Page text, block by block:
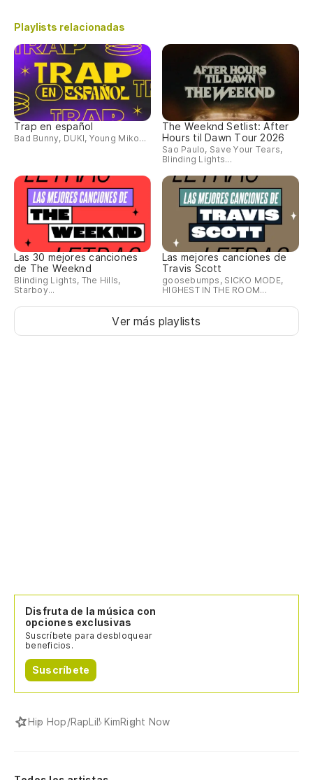
Playlists relacionadas
Trap en español
Bad Bunny, DUKI, Young Miko...
The Weeknd Setlist: After
Hours til Dawn Tour 2026
Sao Paulo, Save Your Tears,
Blinding Lights...
Las 30 mejores canciones
de The Weeknd
Blinding Lights, The Hills,
Starboy...
Las mejores canciones de
Travis Scott
goosebumps, SICKO MODE,
HIGHEST IN THE ROOM...
Ver más playlists
Disfruta de la música con
opciones exclusivas
Suscríbete para desbloquear
beneficios.
Suscríbete
Hip Hop/RapLil' KimRight Now